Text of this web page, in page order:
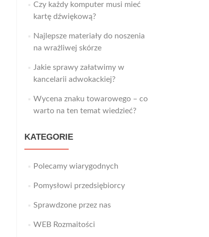
Czy każdy komputer musi mieć
kartę dźwiękową?
Najlepsze materiały do noszenia
na wrażliwej skórze
Jakie sprawy załatwimy w
kancelarii adwokackiej?
Wycena znaku towarowego – co
warto na ten temat wiedzieć?
KATEGORIE
Polecamy wiarygodnych
Pomysłowi przedsiębiorcy
Sprawdzone przez nas
WEB Rozmaitości